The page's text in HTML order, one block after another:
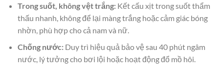
Trong suốt, không vệt trắng:Kết cấu xịt trong suốt thẩm
thấu nhanh, không để lại màng trắng hoặc cảm giác bóng
nhờn, phù hợp cho cả nam và nữ.
Chống nước:Duy trì hiệu quả bảo vệ sau 40 phút ngâm
nước, lý tưởng cho bơi lội hoặc hoạt động đổ mồ hôi.